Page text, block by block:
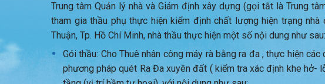
Trung tâm Quản lý nhà và Giám định xây dựng (gọi tắt là Trung
tham gia thầu phụ thực hiện kiểm định chất lượng hiện trạng
Thuận, Tp. Hồ Chí Minh, nhà thầu thực hiện một số nội dung như sau:
Gói thầu: Cho Thuê nhân công máy rà bằng ra đa , thực hiện
phương pháp quét Ra Đa xuyên đất ( kiểm tra xác định khe hở-